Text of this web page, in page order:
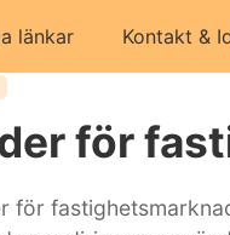
länkar Kontakt &
för
för